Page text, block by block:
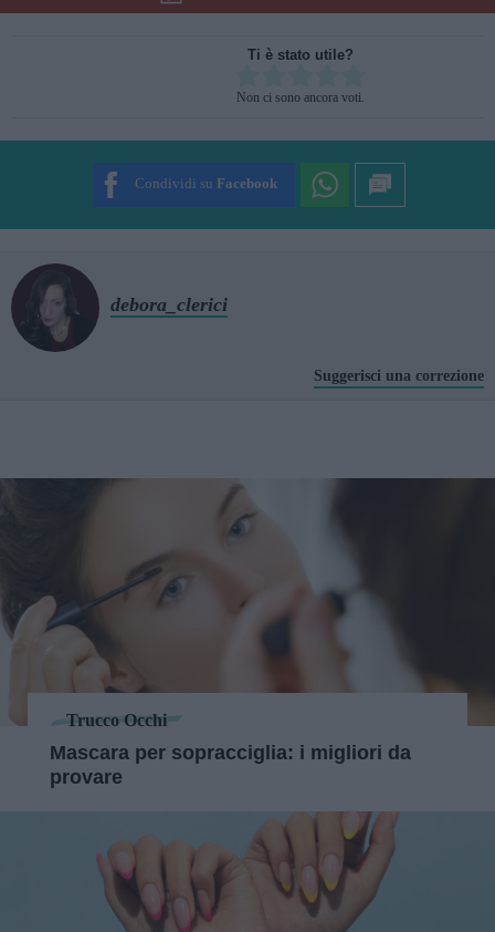
Ti è stato utile?
Non ci sono ancora voti.
Condividi su Facebook
debora_clerici
Suggerisci una correzione
Trucco Occhi
Mascara per sopracciglia: i migliori da
provare